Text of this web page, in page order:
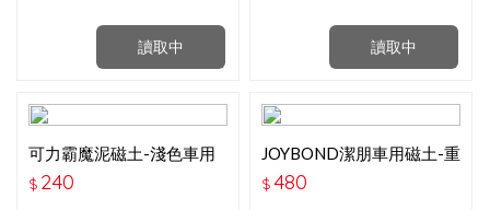
讀取中 讀取中
可力霸魔泥磁土-淺色車用
(100g)
$ 240
JOYBOND潔朋車用磁土-重
污型(紅)
$480